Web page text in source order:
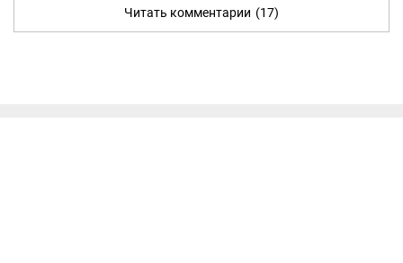
Читать комментарии (17)